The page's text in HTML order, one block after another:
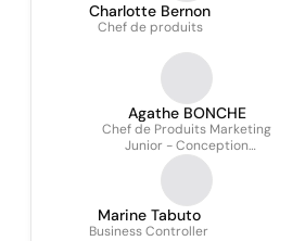
Charlotte Bernon
Chef de produits
Agathe BONCHE
Chef de Produits Marketing
Junior - Conception
Emprunteur
Marine Tabuto
Business Controller